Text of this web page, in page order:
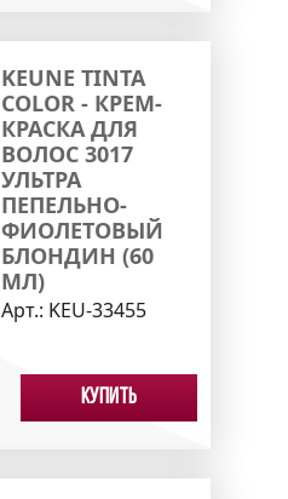
KEUNE TINTA
COLOR - КРЕМ-
КРАСКА ДЛЯ
ВОЛОС 3017
УЛЬТРА
ПЕПЕЛЬНО-
ФИОЛЕТОВЫЙ
БЛОНДИН (60
МЛ)
Арт.: KEU-33455
Купить